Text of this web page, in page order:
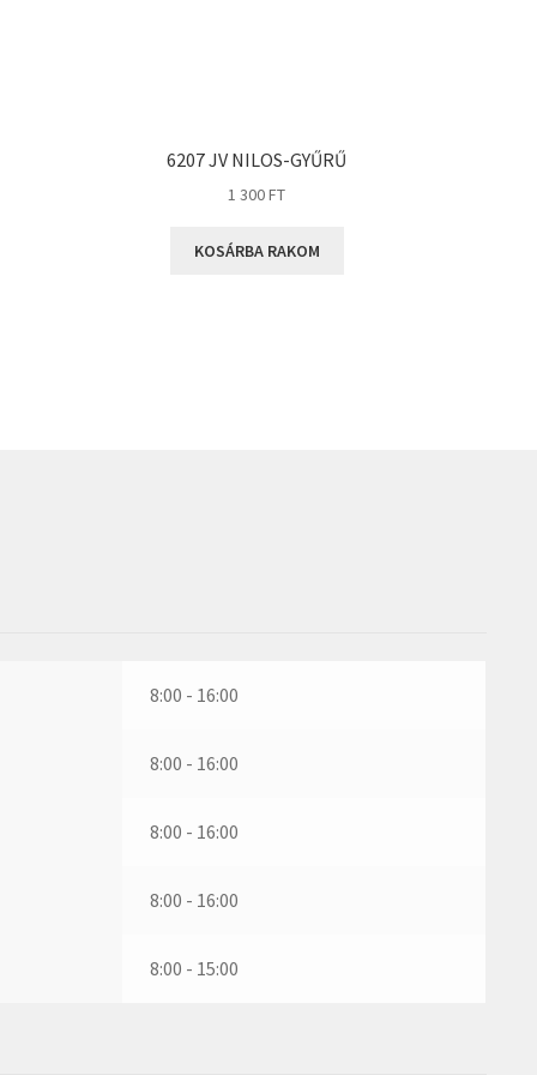
6207 JV NILOS-GYŰRŰ
1 300FT
KOSÁRBA RAKOM
8:00 - 16:00
8:00 - 16:00
8:00 - 16:00
8:00 - 16:00
8:00 - 15:00